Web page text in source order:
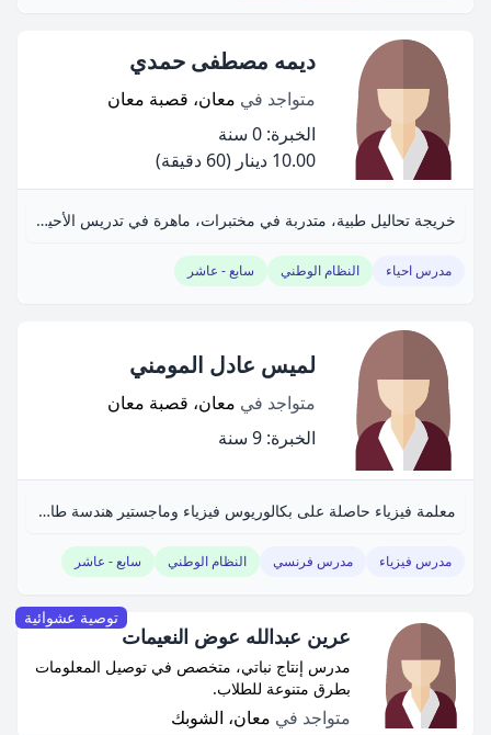
ديمه مصطفى حمدي
متواجد في معان، قصبة معان
الخبرة: 0 سنة
10.00 دينار
(60 دقيقة)
خريجة تحاليل طبية، متدربة في مختبرات، ماهرة في تدريس الأحياء.
مدرس احياء النظام الوطني سابع - عاشر
لميس عادل المومني
متواجد في معان، قصبة معان
الخبرة: 9 سنة
معلمة فيزياء حاصلة على بكالوريوس فيزياء وماجستير هندسة طاقة متجددة. خبرة 9 سنوات في التدريس الخصوصي والإضافي. أدرّس الرياضيات والفيزياء لجميع المراحل.
مدرس فيزياء مدرس فرنسي النظام الوطني سابع - عاشر
توصية عشوائية
عرين عبدالله عوض النعيمات
مدرس إنتاج نباتي، متخصص في توصيل المعلومات
بطرق متنوعة للطلاب.
متواجد في معان، الشوبك